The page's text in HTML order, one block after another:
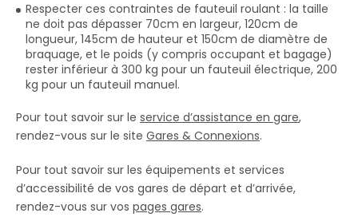
Respecter ces contraintes de fauteuil roulant : la taille
ne doit pas dépasser 70cm en largeur, 120cm de
longueur, 145cm de hauteur et 150cm de diamètre de
braquage, et le poids (y compris occupant et bagage)
rester inférieur à 300 kg pour un fauteuil électrique, 200
kg pour un fauteuil manuel.
Pour tout savoir sur le service d’assistance en gare,
rendez-vous sur le site Gares & Connexions.
Pour tout savoir sur les équipements et services
d’accessibilité de vos gares de départ et d’arrivée,
rendez-vous sur vos pages gares.